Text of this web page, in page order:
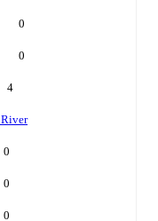
0
0
4
0
0
0